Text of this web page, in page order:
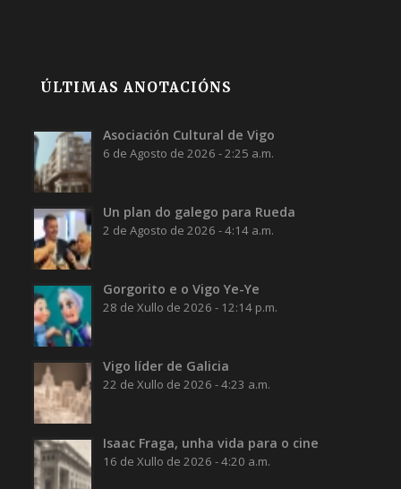
ÚLTIMAS ANOTACIÓNS
Asociación Cultural de Vigo
6 de Agosto de 2026 - 2:25 a.m.
Un plan do galego para Rueda
2 de Agosto de 2026 - 4:14 a.m.
Gorgorito e o Vigo Ye-Ye
28 de Xullo de 2026 - 12:14 p.m.
Vigo líder de Galicia
22 de Xullo de 2026 - 4:23 a.m.
Isaac Fraga, unha vida para o cine
16 de Xullo de 2026 - 4:20 a.m.